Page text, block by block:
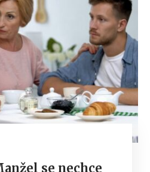
se nechce